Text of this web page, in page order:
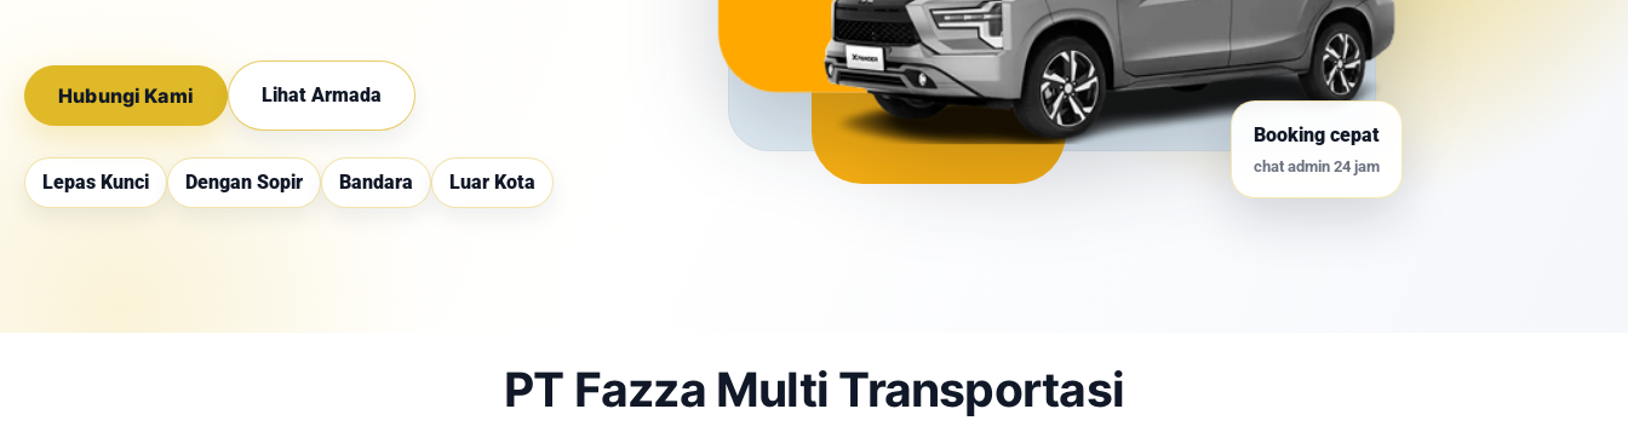
Hubungi Kami Lihat Armada
Lepas Kunci Dengan Sopir Bandara Luar Kota
Booking cepat
chat admin 24 jam
PT Fazza Multi Transportasi